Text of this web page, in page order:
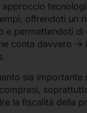
approccio
offrendoti un
e permettendoti di
conta davvero ->
sia importante
la fiscalità della